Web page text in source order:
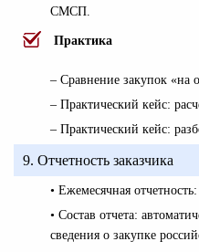
СМСП.
Практика
– Сравнение закупок
– Практический кейс:
– Практический кейс:
9. Отчетность заказчика
• Ежемесячная
• Состав отчета:
сведения о закупке